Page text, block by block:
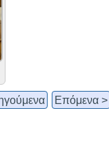
Επόμενα >